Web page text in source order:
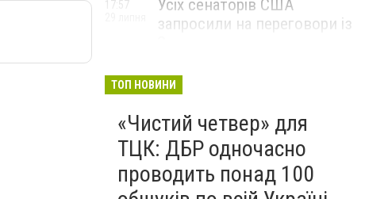
Усіх сенаторів США
запросили на переговори із
Росії, – The Hill
17:57
ТОП НОВИНИ
«Чистий четвер» для
ТЦК: ДБР одночасно
проводить понад 100